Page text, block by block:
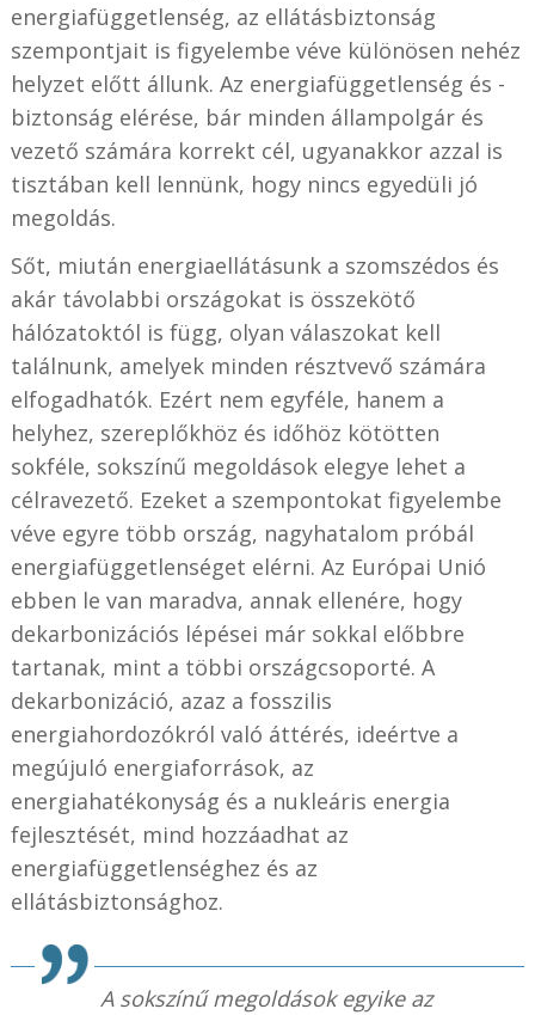
energiafüggetlenség, az ellátásbiztonság
szempontjait is figyelembe véve különösen nehéz
helyzet előtt állunk. Az energiafüggetlenség és -
biztonság elérése, bár minden állampolgár és
vezető számára korrekt cél, ugyanakkor azzal is
tisztában kell lennünk, hogy nincs egyedüli jó
megoldás.
Sőt, miután energiaellátásunk a szomszédos és
akár távolabbi országokat is összekötő
hálózatoktól is függ, olyan válaszokat kell
találnunk, amelyek minden résztvevő számára
elfogadhatók. Ezért nem egyféle, hanem a
helyhez, szereplőkhöz és időhöz kötötten
sokféle, sokszínű megoldások elegye lehet a
célravezető. Ezeket a szempontokat figyelembe
véve egyre több ország, nagyhatalom próbál
energiafüggetlenséget elérni. Az Európai Unió
ebben le van maradva, annak ellenére, hogy
dekarbonizációs lépései már sokkal előbbre
tartanak, mint a többi országcsoporté. A
dekarbonizáció, azaz a fosszilis
energiahordozókról való áttérés, ideértve a
megújuló energiaforrások, az
energiahatékonyság és a nukleáris energia
fejlesztését, mind hozzáadhat az
energiafüggetlenséghez és az
ellátásbiztonsághoz.
A sokszínű megoldások egyike az